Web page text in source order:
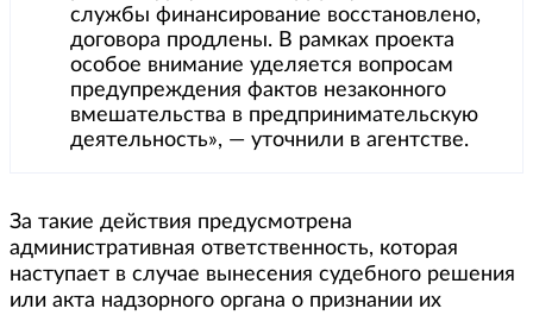
службы финансирование восстановлено,
договора продлены. В рамках проекта
особое внимание уделяется вопросам
предупреждения фактов незаконного
вмешательства в предпринимательскую
деятельность», — уточнили в агентстве.
За такие действия предусмотрена
административная ответственность, которая
наступает в случае вынесения судебного решения
или акта надзорного органа о признании их